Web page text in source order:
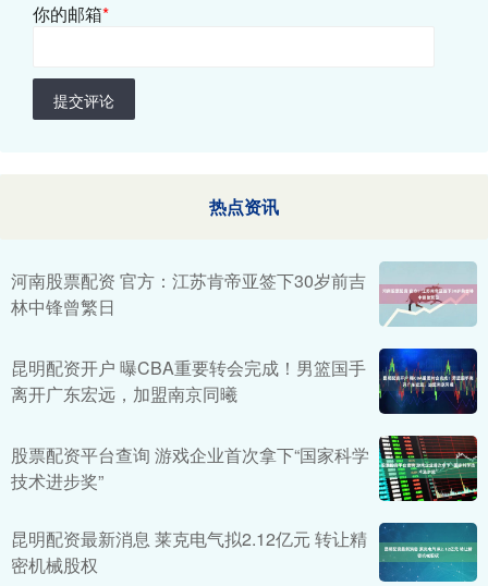
你的邮箱*
提交评论
热点资讯
河南股票配资 官方：江苏肯帝亚签下30岁前吉
林中锋曾繁日
昆明配资开户 曝CBA重要转会完成！男篮国手
离开广东宏远，加盟南京同曦
股票配资平台查询 游戏企业首次拿下“国家科学
技术进步奖”
昆明配资最新消息 莱克电气拟2.12亿元 转让精
密机械股权